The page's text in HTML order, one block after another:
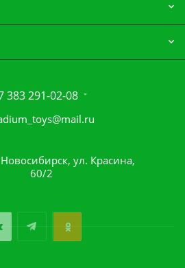
383 291-02-08
ул. Красина,
60/2